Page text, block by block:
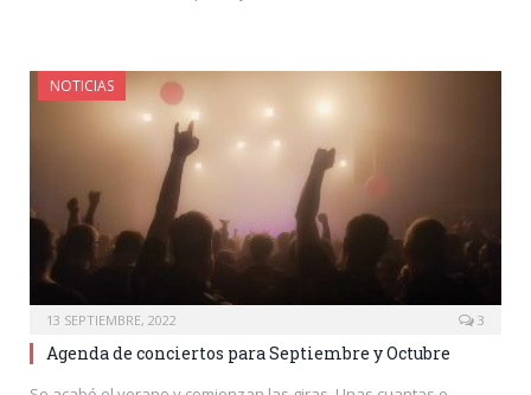
NOTICIAS
13 SEPTIEMBRE, 2022 3
Agenda de conciertos para Septiembre y Octubre